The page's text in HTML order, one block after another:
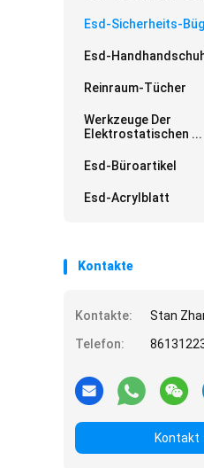
Esd-Sicherheits-
Esd-
Reinraum-Tücher
Werkzeuge Der
Elektrostatischen ...
Esd-Büroartikel
Esd-Acrylblatt
Kontakte
Kontakte:
Stan
Telefon:
Kontakt